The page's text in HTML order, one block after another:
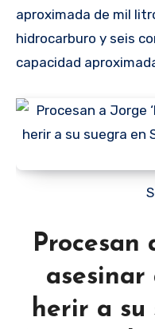
aproximada de mil
hidrocarburo y seis
capacidad
Procesan
asesinar
herir a su